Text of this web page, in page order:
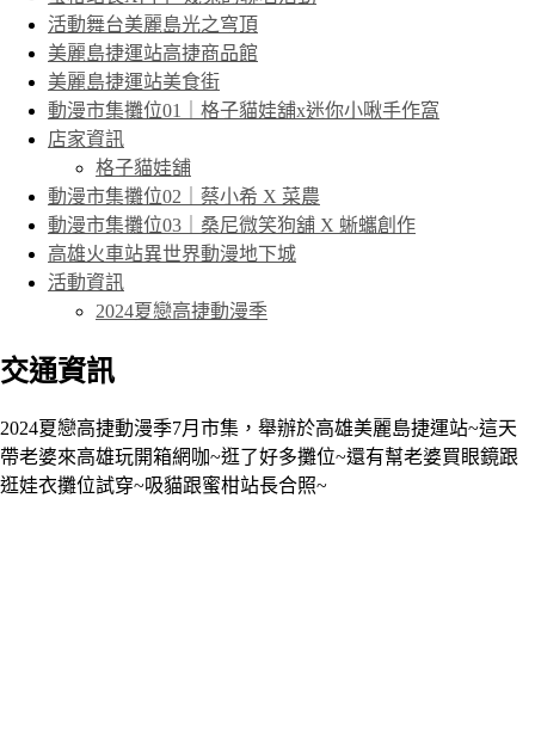
活動舞台美麗島光之穹頂
美麗島捷運站高捷商品館
美麗島捷運站美食街
動漫市集攤位01｜格子貓娃舖x迷你小啾手作窩
店家資訊
格子貓娃舖
動漫市集攤位02｜蔡小希 X 菜農
動漫市集攤位03｜桑尼微笑狗舖 X 蜥蠵創作
高雄火車站異世界動漫地下城
活動資訊
2024夏戀高捷動漫季
交通資訊
2024夏戀高捷動漫季7月市集，舉辦於高雄美麗島捷運站~這天
帶老婆來高雄玩開箱網咖~逛了好多攤位~還有幫老婆買眼鏡跟
逛娃衣攤位試穿~吸貓跟蜜柑站長合照~